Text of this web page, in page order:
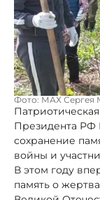
Фото: МАХ Сергея
Президента РФ
сохранение
войны и
В этом году
память о